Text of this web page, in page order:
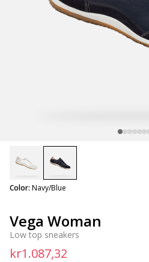
Vega Woman
Low top sneakers
kr1.087,32
Color: Navy/Blueselected